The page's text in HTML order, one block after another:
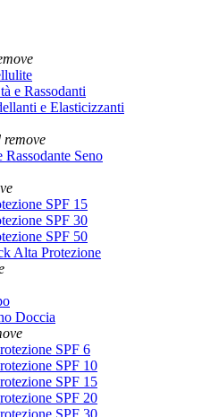
e Rassodanti
e Elasticizzanti
remove
Rassodante Seno
SPF 15
SPF 30
SPF 50
Alta Protezione
Doccia
SPF 6
SPF 10
SPF 15
SPF 20
SPF 30